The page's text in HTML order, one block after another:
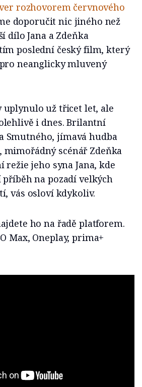
rozhovorem červnového
doporučit nic jiného než
dílo Jana a Zdeňka
poslední český film, který
neanglicky mluvený
uplynulo už třicet let, ale
i dnes. Brilantní
Smutného, jímavá hudba
mimořádný scénář Zdeňka
režie jeho syna Jana, kde
na pozadí velkých
vás osloví kdykoliv.
ho na řadě platforem.
Max, Oneplay, prima+